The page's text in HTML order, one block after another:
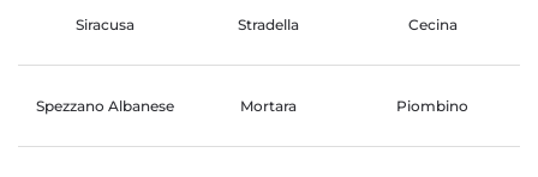
Siracusa Stradella Cecina
Spezzano Albanese Mortara Piombino